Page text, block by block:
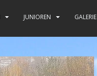
JUNIOREN GALERIE